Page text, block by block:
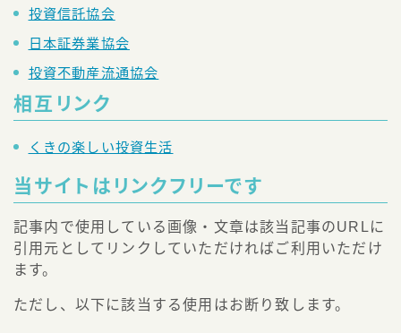
投資信託協会
日本証券業協会
投資不動産流通協会
相互リンク
くきの楽しい投資生活
当サイトはリンクフリーです
記事内で使用している画像・文章は該当記事のURLに
引用元としてリンクしていただければご利用いただけ
ます。
ただし、以下に該当する使用はお断り致します。